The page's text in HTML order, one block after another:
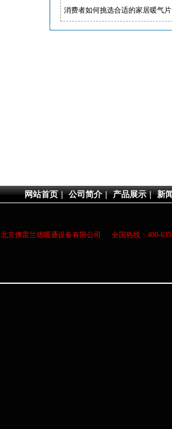
消费者如何挑选合适的家居暖气
网站首页 | 公司简介 | 产品展示 | 新
北京佛雷兰德暖通设备有限公司 全国热线：